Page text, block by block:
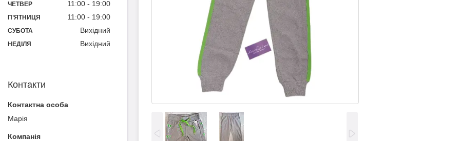
ЧЕТВЕР 11:00 19:00
ПʼЯТНИЦЯ 11:00 19:00
СУБОТА Вихідний
НЕДІЛЯ Вихідний
Контакти
Марія